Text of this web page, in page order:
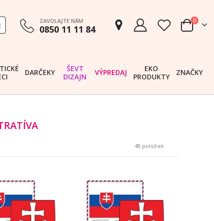
ZAVOLAJTE NÁM
0850 11 11 84 Cart
0
DARČEKY
ŠEVT
DIZAJN
VÝPREDAJ
EKO
PRODUKTY
ZNAČKY
48 položiek